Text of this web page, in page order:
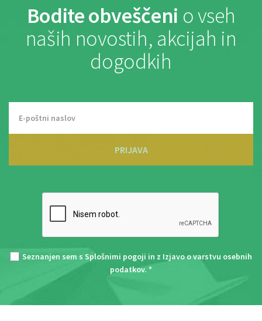
Bodite obveščeni o vseh
naših novostih, akcijah in
dogodkih
PRIJAVA
Seznanjen sem s Splošnimi pogoji in z Izjavo o varstvu osebnih
podatkov. *